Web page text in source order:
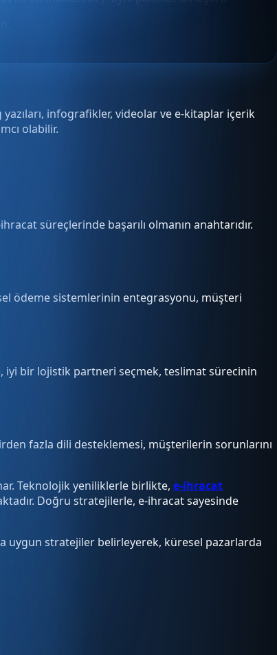
infografikler, videolar ve e-kitaplar içerik
olabilir.
süreçlerinde başarılı olmanın anahtarıdır.
ödeme sistemlerinin entegrasyonu, müşteri
iyi bir lojistik partneri seçmek, teslimat sürecinin
fazla dili desteklemesi, müşterilerin sorunlarını
Teknolojik yeniliklerle birlikte, e-ihracat
Doğru stratejilerle, e-ihracat sayesinde
uygun stratejiler belirleyerek, küresel pazarlarda